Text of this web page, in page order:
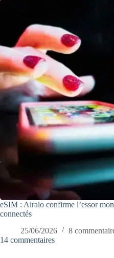
eSIM : Airalo confirme l’essor
connectés
25/06/2026
8
14 commentaires